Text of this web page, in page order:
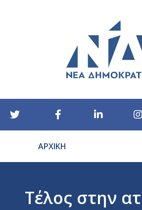
ΑΡΧΙΚΗ
Τέλος στην